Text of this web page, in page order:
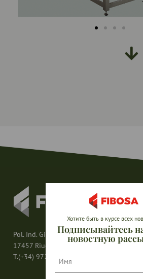
Pol. Ind. Girona — Av. del Mas Pins s/n
17457 Riudellots de la Selva (Girona —
T.(+34) 972 47 80 80
Хотите быть в курсе всех
Подписывайтесь
новостную